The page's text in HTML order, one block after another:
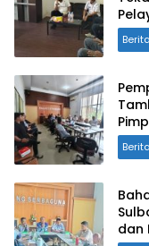
Berita
Berita